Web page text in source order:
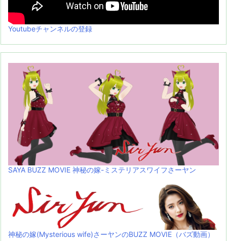
Youtubeチャンネルの登録
SAYA BUZZ MOVIE 神秘の嫁-ミステリアスワイフさーヤン
神秘の嫁(Mysterious wife)さーヤンのBUZZ MOVIE（バズ動画）